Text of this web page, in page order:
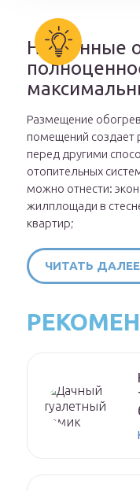
Настенные
Размещение
помещений создает
перед другими
отопительных
можно отнести:
жилплощади в
квартир;
ЧИТАТЬ ДАЛЕЕ